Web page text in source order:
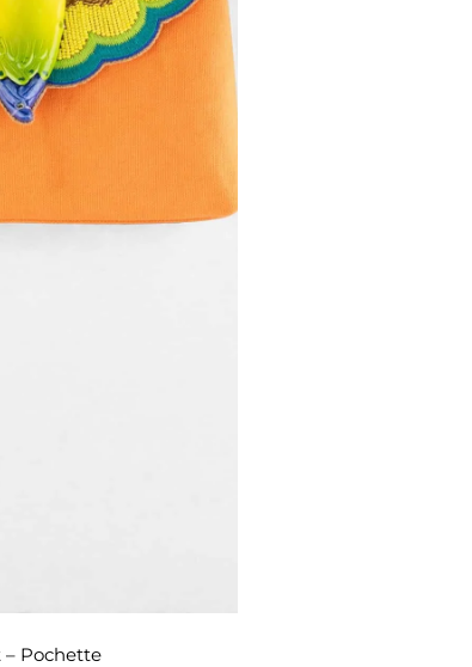
– Pochette